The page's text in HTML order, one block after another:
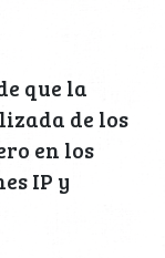
que la
de los
en los
IP y